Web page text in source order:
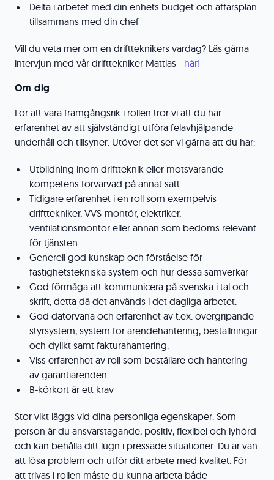
Delta i arbetet med din enhets budget och affärsplan
tillsammans med din chef
Vill du veta mer om en driftteknikers vardag? Läs gärna
intervjun med vår drifttekniker Mattias - här!
Om dig
För att vara framgångsrik i rollen tror vi att du har
erfarenhet av att självständigt utföra felavhjälpande
underhåll och tillsyner. Utöver det ser vi gärna att du har:
Utbildning inom driftteknik eller motsvarande
kompetens förvärvad på annat sätt
Tidigare erfarenhet i en roll som exempelvis
drifttekniker, VVS-montör, elektriker,
ventilationsmontör eller annan som bedöms relevant
för tjänsten.
Generell god kunskap och förståelse för
fastighetstekniska system och hur dessa samverkar
God förmåga att kommunicera på svenska i tal och
skrift, detta då det används i det dagliga arbetet.
God datorvana och erfarenhet av t.ex. övergripande
styrsystem, system för ärendehantering, beställningar
och dylikt samt fakturahantering.
Viss erfarenhet av roll som beställare och hantering
av garantiärenden
B-körkort är ett krav
Stor vikt läggs vid dina personliga egenskaper. Som
person är du ansvarstagande, positiv, flexibel och lyhörd
och kan behålla ditt lugn i pressade situationer. Du är van
att lösa problem och utför ditt arbete med kvalitet. För
att trivas i rollen måste du kunna arbeta både